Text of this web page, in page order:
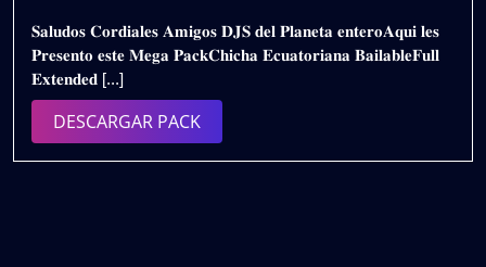
de
2024
𝗕𝗔𝗜𝗟𝗔𝗕𝗟𝗘
–
𝐒𝐚𝐥𝐮𝐝𝐨𝐬 𝐂𝐨𝐫𝐝𝐢𝐚𝐥𝐞𝐬 𝐀𝐦𝐢𝐠𝐨𝐬 𝐃𝐉𝐒 𝐝𝐞𝐥 𝐏𝐥𝐚𝐧𝐞𝐭𝐚 𝐞𝐧𝐭𝐞𝐫𝐨𝐀𝐪𝐮𝐢 𝐥𝐞𝐬
𝐏𝐫𝐞𝐬𝐞𝐧𝐭𝐨 𝐞𝐬𝐭𝐞 𝐌𝐞𝐠𝐚 𝐏𝐚𝐜𝐤𝐂𝐡𝐢𝐜𝐡𝐚 𝐄𝐜𝐮𝐚𝐭𝐨𝐫𝐢𝐚𝐧𝐚 𝐁𝐚𝐢𝐥𝐚𝐛𝐥𝐞𝐅𝐮𝐥𝐥
𝐄𝐱𝐭𝐞𝐧𝐝𝐞𝐝 [...]
DESCARGAR PACKDESCARGAR
PACK